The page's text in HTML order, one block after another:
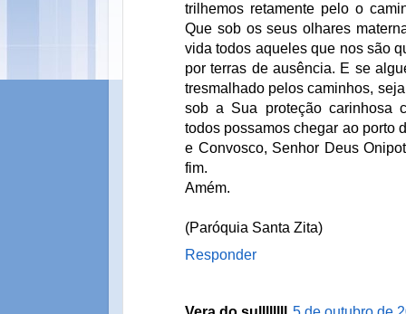
trilhemos retamente pelo o
Que sob os seus olhares
vida todos aqueles que nos são
por terras de ausência. E se
tresmalhado pelos caminhos,
sob a Sua proteção carinhosa
todos possamos chegar ao porto
e Convosco, Senhor Deus
fim.
Amém.
(Paróquia Santa Zita)
Responder